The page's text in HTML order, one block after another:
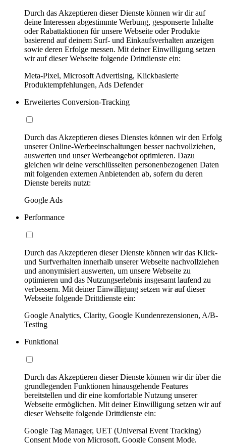
Durch das Akzeptieren dieser Dienste können wir dir auf
deine Interessen abgestimmte Werbung, gesponserte Inhalte
oder Rabattaktionen für unsere Webseite oder Produkte
basierend auf deinem Surf- und Einkaufsverhalten anzeigen
sowie deren Erfolge messen. Mit deiner Einwilligung setzen
wir auf dieser Webseite folgende Drittdienste ein:
Meta-Pixel, Microsoft Advertising, Klickbasierte
Produktempfehlungen, Ads Defender
Erweitertes Conversion-Tracking
Durch das Akzeptieren dieses Dienstes können wir den Erfolg
unserer Online-Werbeeinschaltungen besser nachvollziehen,
auswerten und unser Werbeangebot optimieren. Dazu
gleichen wir deine verschlüsselten personenbezogenen Daten
mit folgenden externen Anbietenden ab, sofern du deren
Dienste bereits nutzt:
Google Ads
Performance
Durch das Akzeptieren dieser Dienste können wir das Klick-
und Surfverhalten innerhalb unserer Webseite nachvollziehen
und anonymisiert auswerten, um unsere Webseite zu
optimieren und das Nutzungserlebnis insgesamt laufend zu
verbessern. Mit deiner Einwilligung setzen wir auf dieser
Webseite folgende Drittdienste ein:
Google Analytics, Clarity, Google Kundenrezensionen, A/B-
Testing
Funktional
Durch das Akzeptieren dieser Dienste können wir dir über die
grundlegenden Funktionen hinausgehende Features
bereitstellen und dir eine komfortable Nutzung unserer
Webseite ermöglichen. Mit deiner Einwilligung setzen wir auf
dieser Webseite folgende Drittdienste ein:
Google Tag Manager, UET (Universal Event Tracking)
Consent Mode von Microsoft, Google Consent Mode,